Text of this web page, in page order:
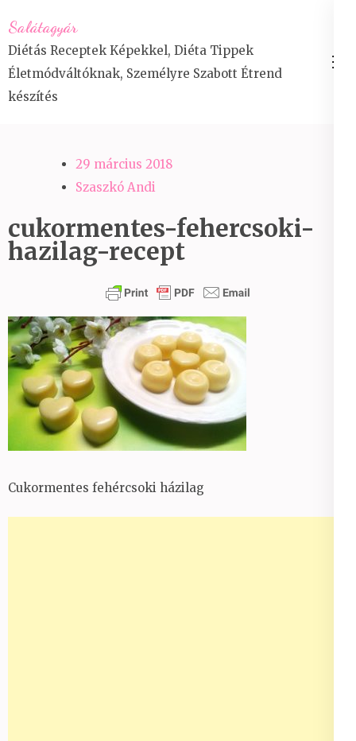
to
content
(Press
Enter)
Salátagyár
Diétás Receptek Képekkel, Diéta Tippek
Életmódváltóknak, Személyre Szabott Étrend
készítés
29 március 2018
Szaszkó Andi
cukormentes-fehercsoki-
hazilag-recept
Cukormentes fehércsoki házilag